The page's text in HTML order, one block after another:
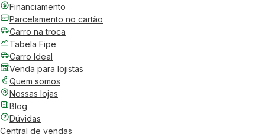
Financiamento
Parcelamento no cartão
Carro na troca
Tabela Fipe
Carro Ideal
Venda para lojistas
Quem somos
Nossas lojas
Blog
Dúvidas
Central de vendas